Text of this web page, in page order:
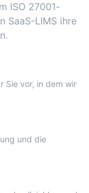
ISO 27001-
SaaS-LIMS ihre
Sie vor, in dem wir
und die